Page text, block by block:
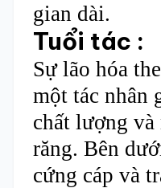
gian dài.
Tuổi tác :
Sự lão hóa
một tác nhân
chất lượng và
răng. Bên
cứng cáp và